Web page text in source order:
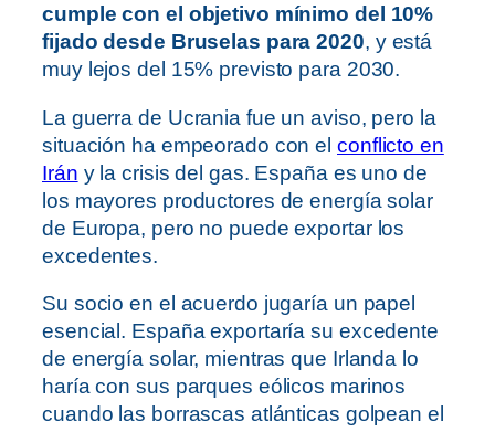
cumple con el objetivo mínimo del 10%
fijado desde Bruselas para 2020, y está
muy lejos del 15% previsto para 2030.
La guerra de Ucrania fue un aviso, pero la
situación ha empeorado con el conflicto en
Irán y la crisis del gas. España es uno de
los mayores productores de energía solar
de Europa, pero no puede exportar los
excedentes.
Su socio en el acuerdo jugaría un papel
esencial. España exportaría su excedente
de energía solar, mientras que Irlanda lo
haría con sus parques eólicos marinos
cuando las borrascas atlánticas golpean el